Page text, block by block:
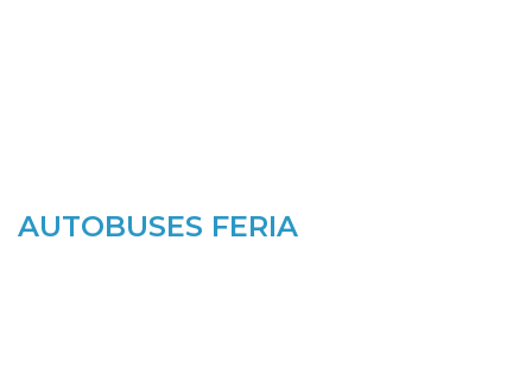
AUTOBUSES FERIA